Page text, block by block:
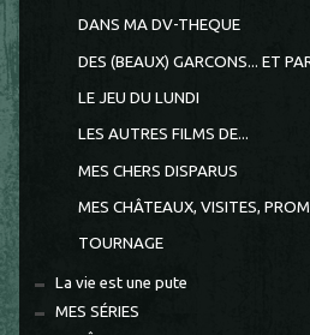
DANS MA DV-THEQUE
DES (BEAUX) GARCONS... ET
LE JEU DU LUNDI
LES AUTRES FILMS DE...
MES CHERS DISPARUS
MES CHÂTEAUX, VISITES,
TOURNAGE
La vie est une pute
MES SÉRIES